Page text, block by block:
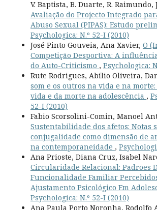
V. Baptista, B. Duarte, R. Raimundo,
Avaliação do Projecto Integrado
Abuso Sexual (PIPAS): Estudo
Psychologica: N.º 52-I (2010)
José Pinto Gouveia, Ana Xavier, O
Competição Desportiva: A
do Auto-Criticismo , Psychologica:
Rute Rodrigues, Abílio Oliveira,
som e os outros na vida e na morte:
vida e da morte na adolescência ,
52-I (2010)
Fabio Scorsolini-Comin, Manoel
Sustentabilidade dos afetos: Notas
conjugalidade como dimensão de
na contemporaneidade ,
Ana Prioste, Diana Cruz, Isabel
Circularidade Relacional: Padrões
Funcionalidade Familiar
Ajustamento Psicológico Em
Psychologica: N.º 52-I (2010)
Ana Paula Porto Noronha, Rodolfo